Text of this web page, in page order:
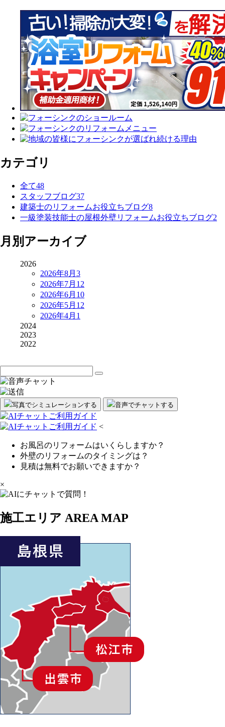
カテゴリ
全て48
スタッフブログ37
建築士のリフォームお役立ちブログ8
一級塗装技能士の屋根外壁リフォームお役立ちブログ2
月別アーカイブ
2026
2026年8月 3
2026年7月 12
2026年6月 10
2026年5月 12
2026年4月 1
2024
2023
2022
写真でシミュレーションする 音声でチャット する
<
お風呂のリフォームはいくらしますか？
外壁のリフォームのタイミングは？
見積は無料でお願いできますか？
×
施工エリア AREA MAP